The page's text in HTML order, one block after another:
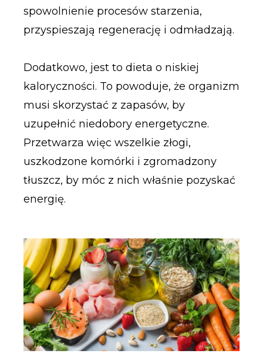
spowolnienie procesów starzenia,
przyspieszają regenerację i odmładzają.
Dodatkowo, jest to dieta o niskiej
kaloryczności. To powoduje, że organizm
musi skorzystać z zapasów, by
uzupełnić niedobory energetyczne.
Przetwarza więc wszelkie złogi,
uszkodzone komórki i zgromadzony
tłuszcz, by móc z nich właśnie pozyskać
energię.